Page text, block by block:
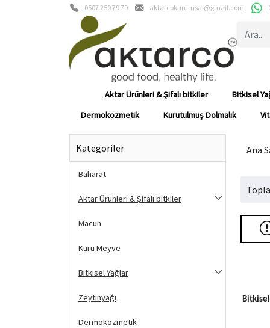
0507 250 79 79 aktarcokurumsal@gmail.com
Aktar Ürünleri & Şifalı bitkiler Bitkisel
Dermokozmetik
Kurutulmuş Dolmalık
Kategoriler
Baharat
Aktar Ürünleri & Şifalı bitkiler
Macun
Kuru Meyve
Bitkisel Yağlar
Zeytinyağı
Dermokozmetik
Ana